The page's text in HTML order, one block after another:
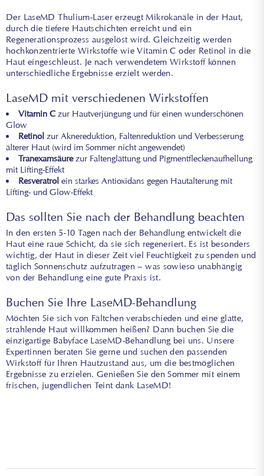
Der LaseMD Thulium-Laser erzeugt Mikrokanäle in der Haut,
durch die tiefere Hautschichten erreicht und ein
Regenerationsprozess ausgelöst wird. Gleichzeitig werden
hochkonzentrierte Wirkstoffe wie Vitamin C oder Retinol in die
Haut eingeschleust. Je nach verwendetem Wirkstoff können
unterschiedliche Ergebnisse erzielt werden.
LaseMD mit verschiedenen Wirkstoffen
Vitamin Czur Hautverjüngung und für einen wunderschönen
Glow
Retinol zur Aknereduktion, Faltenreduktion und Verbesserung
älterer Haut (wird im Sommer nicht angewendet)
Tranexamsäurezur Faltenglättung und Pigmentfleckenaufhellung
mit Lifting-Effekt
Resveratrol ein starkes Antioxidans gegen Hautalterung mit
Lifting- und Glow-Effekt
Das sollten Sie nach der Behandlung beachten
In den ersten 5-10 Tagen nach der Behandlung entwickelt die
Haut eine raue Schicht, da sie sich regeneriert. Es ist besonders
wichtig, der Haut in dieser Zeit viel Feuchtigkeit zu spenden und
täglich Sonnenschutz aufzutragen – was sowieso unabhängig
von der Behandlung eine gute Praxis ist.
Buchen Sie Ihre LaseMD-Behandlung
Möchten Sie sich von Fältchen verabschieden und eine glatte,
strahlende Haut willkommen heißen? Dann buchen Sie die
einzigartige Babyface LaseMD-Behandlung bei uns. Unsere
Expertinnen beraten Sie gerne und suchen den passenden
Wirkstoff für Ihren Hautzustand aus, um die bestmöglichen
Ergebnisse zu erzielen. Genießen Sie den Sommer mit einem
frischen, jugendlichen Teint dank LaseMD!